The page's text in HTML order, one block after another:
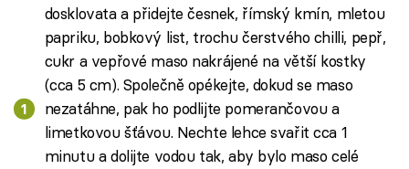
dosklovata a přidejte česnek, římský kmín, mletou
papriku, bobkový list, trochu čerstvého chilli, pepř,
cukr a vepřové maso nakrájené na větší kostky
(cca 5 cm). Společně opékejte, dokud se maso
nezatáhne, pak ho podlijte pomerančovou a
limetkovou šťávou. Nechte lehce svařit cca 1
minutu a dolijte vodou tak, aby bylo maso celé